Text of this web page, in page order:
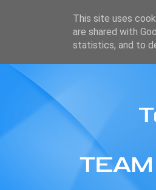
This site uses
are shared with
statistics, and to